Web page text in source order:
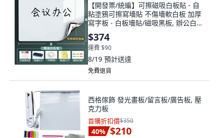
【開發票/統編】可擦磁吸白板貼 - 自
粘塗鴉可擦寫墻貼 不傷墻軟白板 加厚
寫字板 - 白板墻貼/磁吸黑板, 辦公白板
【特厚不傷牆】,50*60cm【可超取】
$374
運費 $90
8/19 預計送達
免費退貨
西格傢飾 發光畫板/留言板/廣告板, 壓
克力板
首購折扣價$350
40% $210